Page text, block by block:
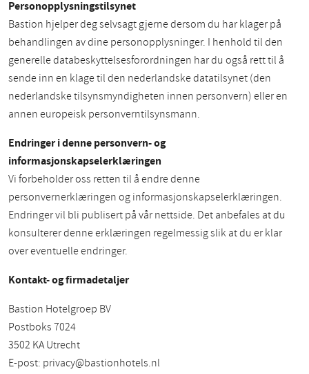
Personopplysningstilsynet
Bastion hjelper deg selvsagt gjerne dersom du har klager på
behandlingen av dine personopplysninger. I henhold til den
generelle databeskyttelsesforordningen har du også rett til å
sende inn en klage til den nederlandske datatilsynet (den
nederlandske tilsynsmyndigheten innen personvern) eller en
annen europeisk personverntilsynsmann.
Endringer i denne personvern- og
informasjonskapselerklæringen
Vi forbeholder oss retten til å endre denne
personvernerklæringen og informasjonskapselerklæringen.
Endringer vil bli publisert på vår nettside. Det anbefales at du
konsulterer denne erklæringen regelmessig slik at du er klar
over eventuelle endringer.
Kontakt- og firmadetaljer
Bastion Hotelgroep BV
Postboks 7024
3502 KA Utrecht
E-post: privacy@bastionhotels.nl